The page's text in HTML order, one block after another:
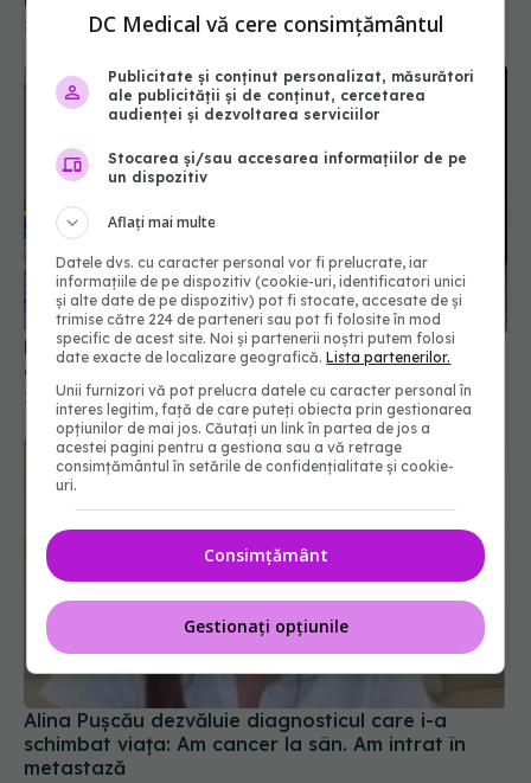
15 iul 2026, 16:54
Premieră medicală. Un robot umanoid a operat
cu succes un animal viu
19 iul 2026, 15:00
Alina Pușcău dezvăluie diagnosticul care i-a
schimbat viața: Am cancer la sân. Am intrat în
metastază
DC Medical vă cere consimțământul
Publicitate și conținut personalizat, măsurători
ale publicității și de conținut, cercetarea
audienței și dezvoltarea serviciilor
Stocarea și/sau accesarea informațiilor de pe
un dispozitiv
Aflați mai multe
Datele dvs. cu caracter personal vor fi prelucrate, iar
informațiile de pe dispozitiv (cookie-uri, identificatori unici
și alte date de pe dispozitiv) pot fi stocate, accesate de și
trimise către 224 de parteneri sau pot fi folosite în mod
specific de acest site. Noi și partenerii noștri putem folosi
date exacte de localizare geografică.Lista partenerilor.
Unii furnizori vă pot prelucra datele cu caracter personal în
interes legitim, față de care puteți obiecta prin gestionarea
opțiunilor de mai jos. Căutați un link în partea de jos a
acestei pagini pentru a gestiona sau a vă retrage
consimțământul în setările de confidențialitate și cookie-
uri.
Consimțământ
Gestionați opțiunile